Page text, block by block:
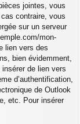
jointes, vous
contraire, vous
sur un serveur
mon-
lien vers des
bien évidemment,
de lien vers
d’authentification,
de Outlook
etc. Pour insérer